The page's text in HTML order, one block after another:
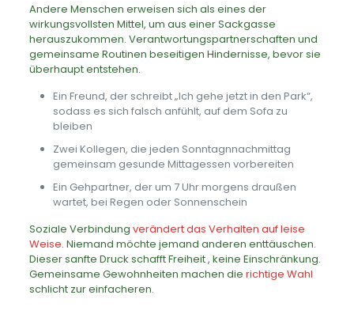
Andere Menschen erweisen sich als eines der
wirkungsvollsten Mittel, um aus einer Sackgasse
herauszukommen. Verantwortungspartnerschaften und
gemeinsame Routinen beseitigen Hindernisse, bevor sie
überhaupt entstehen.
Ein Freund, der schreibt „Ich gehe jetzt in den Park“,
sodass es sich falsch anfühlt, auf dem Sofa zu
bleiben
Zwei Kollegen, die jeden Sonntagnnachmittag
gemeinsam gesunde Mittagessen vorbereiten
Ein Gehpartner, der um 7 Uhr morgens draußen
wartet, bei Regen oder Sonnenschein
Soziale Verbindung verändert das Verhalten auf leise
Weise. Niemand möchte jemand anderen enttäuschen.
Dieser sanfte Druck schafft Freiheit , keine Einschränkung.
Gemeinsame Gewohnheiten machen die richtige Wahl
schlicht zur einfacheren.